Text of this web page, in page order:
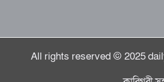
All rights reserved © 2025